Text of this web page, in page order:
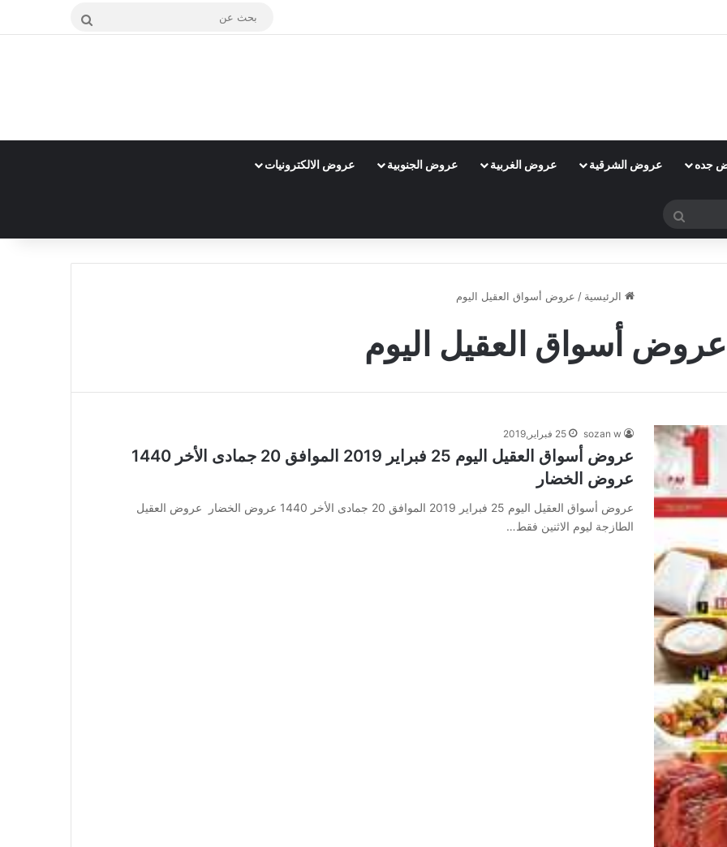
بحث
جده عروض الشرقية عروض الغربية عروض الجنوبية عروض الالكترونيات
بحث
الرئيسية / عروض أسواق العقيل اليوم
عروض أسواق العقيل اليوم
sozan w 25 فبراير,2019
عروض أسواق العقيل اليوم 25 فبراير 2019 الموافق 20 جمادى الأخر 1440
عروض الخضار
عروض أسواق العقيل اليوم 25 فبراير 2019 الموافق 20 جمادى الأخر 1440 عروض الخضار عروض العقيل
الطازجة ليوم الاثنين فقط…